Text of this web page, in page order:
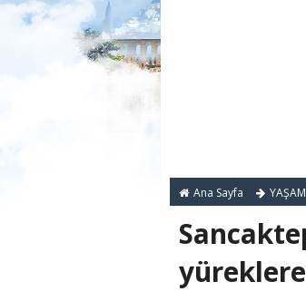
Ana Sayfa YAŞAM